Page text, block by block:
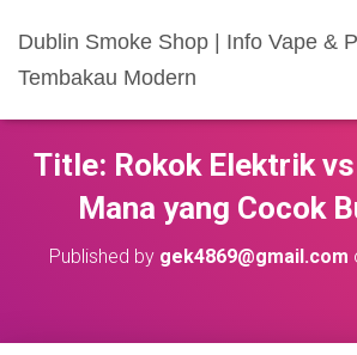
Dublin Smoke Shop | Info Vape &
Tembakau Modern
Title: Rokok Elektrik
Mana yang Cocok
Published by gek4869@gmail.com